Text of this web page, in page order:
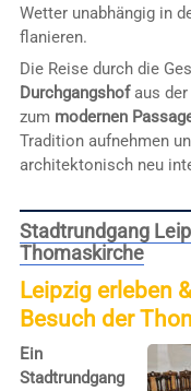
Wetter unabhängig in
flanieren.
Die Reise durch die
Durchgangshofaus der
zum modernen
Tradition aufnehmen
architektonisch neu
Stadtrundgang
Thomaskirche
Leipzig erleben
Besuch der
Ein
Stadtrundgang